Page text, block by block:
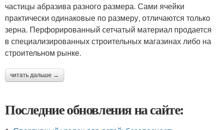
частицы абразива разного размера. Сами ячейки
практически одинаковые по размеру, отличаются только
зерна. Перфорированный сетчатый материал продается
в специализированных строительных магазинах либо на
строительном рынке.
читать дальше →
Последние обновления на сайте: